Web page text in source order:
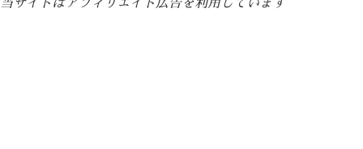
当サイトはアフィリエイト広告を利用しています